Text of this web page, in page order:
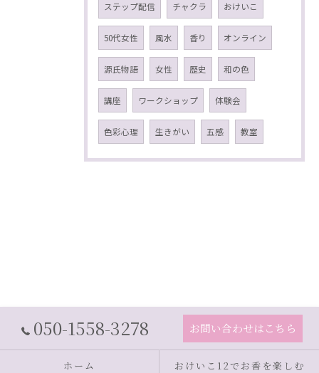
ステップ配信 チャクラ おけいこ
50代女性 風水 香り オンライン
源氏物語 女性 歴史 和の色
講座 ワークショップ 体験会
色彩心理 生きがい 五感 教室
050-1558-3278 お問い合わせはこちら
ホーム おけいこ12でお香を楽しむ